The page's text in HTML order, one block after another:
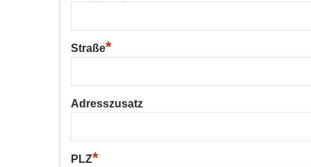
Straße*
Adresszusatz
PLZ*